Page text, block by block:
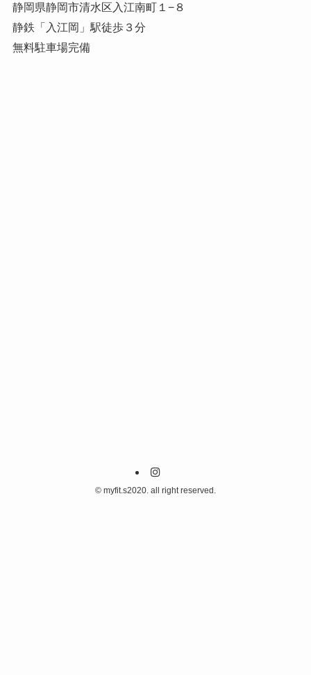
静岡県静岡市清水区入江南町１−８
静鉄「入江岡」駅徒歩３分
無料駐車場完備
© myfit.s2020. all right reserved.